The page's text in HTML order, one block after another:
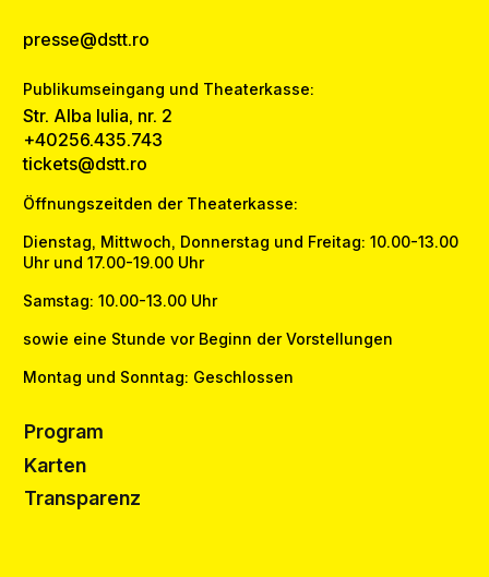
presse@dstt.ro
Publikumseingang und Theaterkasse:
Str. Alba Iulia, nr. 2
+40256.435.743
tickets@dstt.ro
Öffnungszeitden der Theaterkasse:
Dienstag, Mittwoch, Donnerstag und Freitag: 10.00-13.00
Uhr und 17.00-19.00 Uhr
Samstag: 10.00-13.00 Uhr
sowie eine Stunde vor Beginn der Vorstellungen
Montag und Sonntag: Geschlossen
Program
Karten
Transparenz